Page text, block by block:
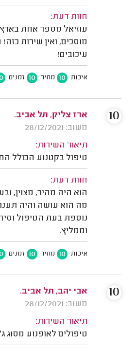
חוות דעת:
עוזיאל מספר אחת
מוסכים, ואין שירות
עיכובים!
איכות 10 מחיר 10 זמנים
ארז צליק, תל אביב.
משוב: 28/12/2021
תיאור השירות:
טיפול בקטנוע הכולל
חוות דעת:
הוא היה מהיר, מצוין,
מה הוא עושה והיה
נוספת בעת הטיפול
וממליץ.
איכות 10 מחיר 10 זמנים
10
אבי יהב, תל אביב.
משוב: 28/12/2021
תיאור השירות:
טיפולים לאופנוע מסוג
10